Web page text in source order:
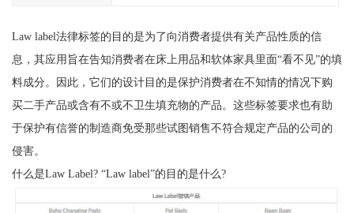
Law label法律标签的目的是为了向消费者提供有关产品性质的信
息，其应用旨在告知消费者在床上用品和软体家具里面“看不见”的填
料成分。因此，它们的设计目的是保护消费者在不知情的情况下购
买二手产品或含有不或不卫生填充物的产品。这些标签要求也有助
于保护有信誉的制造商免受那些试图销售不符合规定产品的公司的
侵害。
什么是Law Label? “Law label”的目的是什么?